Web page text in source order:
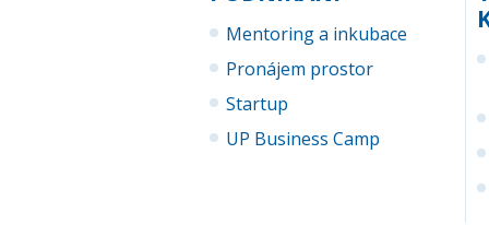
Mentoring a inkubace
Pronájem prostor
Startup
UP Business Camp